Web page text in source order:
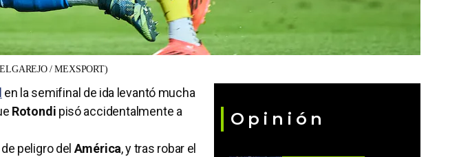
/ MEXSPORT)
en la semifinal de ida levantó mucha
Rotondi pisó accidentalmente a
peligro del América, y tras robar el
Opinión